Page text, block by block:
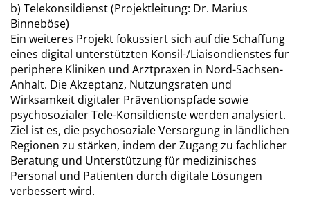
b) Telekonsildienst (Projektleitung: Dr. Marius
Binneböse)
Ein weiteres Projekt fokussiert sich auf die Schaffung
eines digital unterstützten Konsil-/Liaisondienstes für
periphere Kliniken und Arztpraxen in Nord-Sachsen-
Anhalt. Die Akzeptanz, Nutzungsraten und
Wirksamkeit digitaler Präventionspfade sowie
psychosozialer Tele-Konsildienste werden analysiert.
Ziel ist es, die psychosoziale Versorgung in ländlichen
Regionen zu stärken, indem der Zugang zu fachlicher
Beratung und Unterstützung für medizinisches
Personal und Patienten durch digitale Lösungen
verbessert wird.